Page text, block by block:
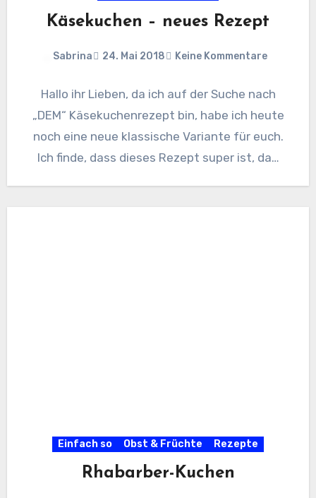
Käsekuchen – neues Rezept
Sabrina 24. Mai 2018 Keine Kommentare
Hallo ihr Lieben, da ich auf der Suche nach
„DEM“ Käsekuchenrezept bin, habe ich heute
noch eine neue klassische Variante für euch.
Ich finde, dass dieses Rezept super ist, da…
Einfach so Obst & Früchte Rezepte
Rhabarber-Kuchen